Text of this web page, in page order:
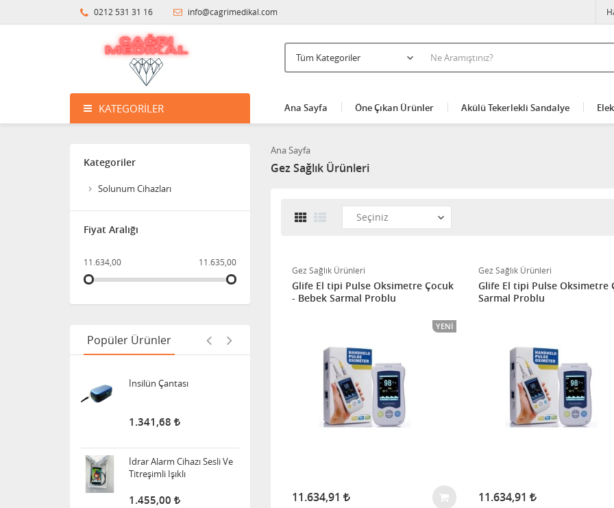
0212 531 31 16 info@cagrimedikal.com
KATEGORILER Ana Sayfa Öne Çıkan Ürünler Akülü Tekerlekli Sandalye
Kategoriler
Solunum Cihazları
Fiyat Aralığı
11.634,00 11.635,00
Popüler Ürünler
3.396,14
Süspansuvar Külodu
463,11
Tutunma Barı
8.594,45
Klozet Tutunma Destek
Barı
Bistüri Ucu
388,00
İnsilün Çantası
1.341,68
İdrar Alarm Cihazı Sesli Ve
Titreşimli Işıklı
1.455,00
Ana Sayfa
Gez Sağlık Ürünleri
Gez Sağlık Ürünleri
Glife El tipi Pulse Oksimetre Çocuk
- Bebek Sarmal Problu
YENI
11.634,91
Gez Sağlık Ürünleri
Glife El tipi Pulse Oksimetre
Sarmal Problu
11.634,91